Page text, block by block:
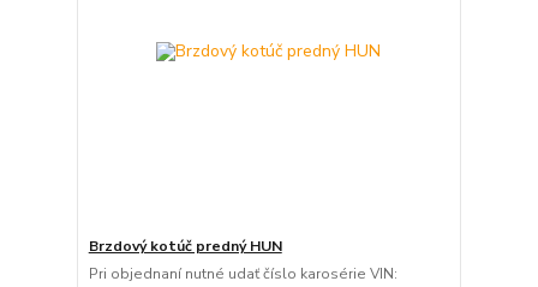
Brzdový kotúč predný HUN
Pri objednaní nutné udať číslo karosérie VIN: